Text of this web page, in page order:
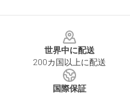
世界中に配送
200カ国以上に配送
国際保証